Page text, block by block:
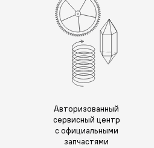
Авторизованный
сервисный центр
с официальными
запчастями